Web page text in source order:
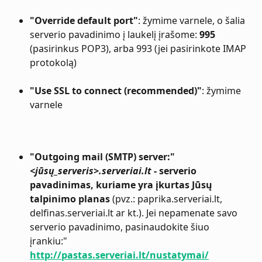
"Override default port": žymime varnele, o šalia
serverio pavadinimo į laukelį įrašome: 995
(pasirinkus POP3), arba 993 (jei pasirinkote IMAP
protokolą)
"Use SSL to connect (recommended)": žymime
varnele
"Outgoing mail (SMTP) server:"
<jūsų_serveris>.serveriai.lt - serverio
pavadinimas, kuriame yra įkurtas Jūsų
talpinimo planas (pvz.: paprika.serveriai.lt,
delfinas.serveriai.lt ar kt.). Jei nepamenate savo
serverio pavadinimo, pasinaudokite šiuo
įrankiu:"
http://pastas.serveriai.lt/nustatymai/